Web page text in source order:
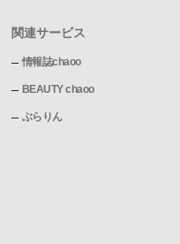
関連サービス
情報誌chaoo
BEAUTY chaoo
ぶらりん